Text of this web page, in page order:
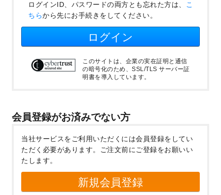
ログインID、パスワードの両方とも忘れた方は、 こ
ちらから先にお手続きをしてください。
ログイン
このサイトは、企業の実在証明と通信
の暗号化のため、SSL/TLS サーバー証
明書を導入しています。
会員登録がお済みでない方
当社サービスをご利用いただくには会員登録をしてい
ただく必要があります。
ご注文前にご登録をお願いい
たします。
新規会員登録